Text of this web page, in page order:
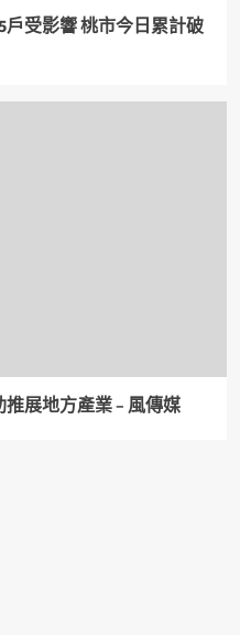
受影響 桃市今日累計破
展地方產業 – 風傳媒